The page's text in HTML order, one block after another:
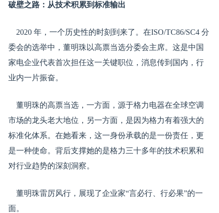
破壁之路：从技术积累到标准输出
2020 年，一个历史性的时刻到来了。在ISO/TC86/SC4 分
委会的选举中，董明珠以高票当选分委会主席。这是中国
家电企业代表首次担任这一关键职位，消息传到国内，行
业内一片振奋。
董明珠的高票当选，一方面，源于格力电器在全球空调
市场的龙头老大地位，另一方面，是因为格力有着强大的
标准化体系。在她看来，这一身份承载的是一份责任，更
是一种使命。背后支撑她的是格力三十多年的技术积累和
对行业趋势的深刻洞察。
董明珠雷厉风行，展现了企业家“言必行、行必果”的一
面。